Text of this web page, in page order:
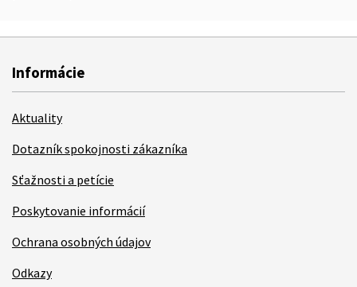
Informácie
Aktuality
Dotazník spokojnosti zákazníka
Sťažnosti a petície
Poskytovanie informácií
Ochrana osobných údajov
Odkazy